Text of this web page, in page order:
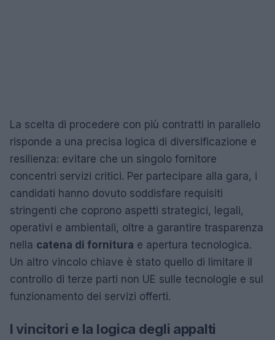
La scelta di procedere con più contratti in parallelo
risponde a una precisa logica di diversificazione e
resilienza: evitare che un singolo fornitore
concentri servizi critici. Per partecipare alla gara, i
candidati hanno dovuto soddisfare requisiti
stringenti che coprono aspetti strategici, legali,
operativi e ambientali, oltre a garantire trasparenza
nella catena di fornitura e apertura tecnologica.
Un altro vincolo chiave è stato quello di limitare il
controllo di terze parti non UE sulle tecnologie e sul
funzionamento dei servizi offerti.
I vincitori e la logica degli appalti